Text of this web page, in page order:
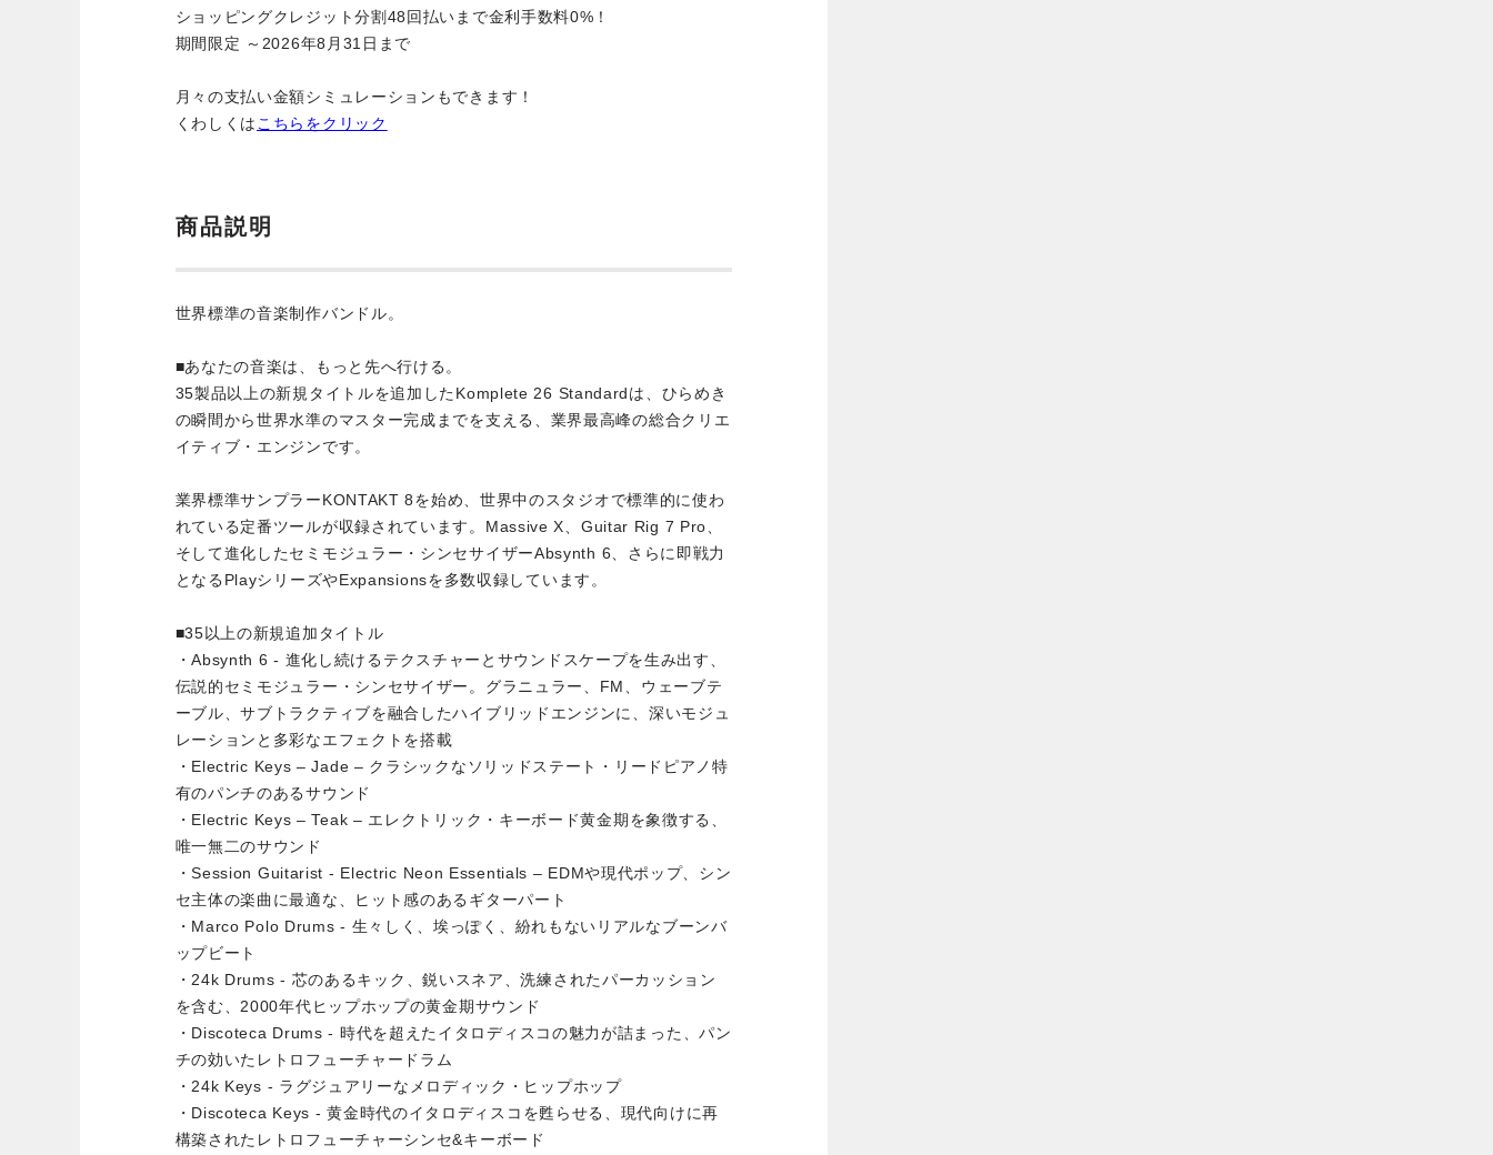
ショッピングクレジット分割48回払いまで金利手数料0%！
期間限定 ～2026年8月31日まで
月々の支払い金額シミュレーションもできます！
くわしくは こちらをクリック
商品説明
世界標準の音楽制作バンドル。
■あなたの音楽は、もっと先へ行ける。
35製品以上の新規タイトルを追加したKomplete 26 Standardは、ひらめき
の瞬間から世界水準のマスター完成までを支える、業界最高峰の総合クリエ
イティブ・エンジンです。
業界標準サンプラーKONTAKT 8を始め、世界中のスタジオで標準的に使わ
れている定番ツールが収録されています。Massive X、Guitar Rig 7 Pro、
そして進化したセミモジュラー・シンセサイザーAbsynth 6、さらに即戦力
となるPlayシリーズやExpansionsを多数収録しています。
■35以上の新規追加タイトル
・Absynth 6 - 進化し続けるテクスチャーとサウンドスケープを生み出す、
伝説的セミモジュラー・シンセサイザー。グラニュラー、FM、ウェーブテ
ーブル、サブトラクティブを融合したハイブリッドエンジンに、深いモジュ
レーションと多彩なエフェクトを搭載
・Electric Keys – Jade – クラシックなソリッドステート・リードピアノ特
有のパンチのあるサウンド
・Electric Keys – Teak – エレクトリック・キーボード黄金期を象徴する、
唯一無二のサウンド
・Session Guitarist - Electric Neon Essentials – EDMや現代ポップ、シン
セ主体の楽曲に最適な、ヒット感のあるギターパート
・Marco Polo Drums - 生々しく、埃っぽく、紛れもないリアルなブーンバ
ップビート
・24k Drums - 芯のあるキック、鋭いスネア、洗練されたパーカッション
を含む、2000年代ヒップホップの黄金期サウンド
・Discoteca Drums - 時代を超えたイタロディスコの魅力が詰まった、パン
チの効いたレトロフューチャードラム
・24k Keys - ラグジュアリーなメロディック・ヒップホップ
・Discoteca Keys - 黄金時代のイタロディスコを甦らせる、現代向けに再
構築されたレトロフューチャーシンセ&キーボード